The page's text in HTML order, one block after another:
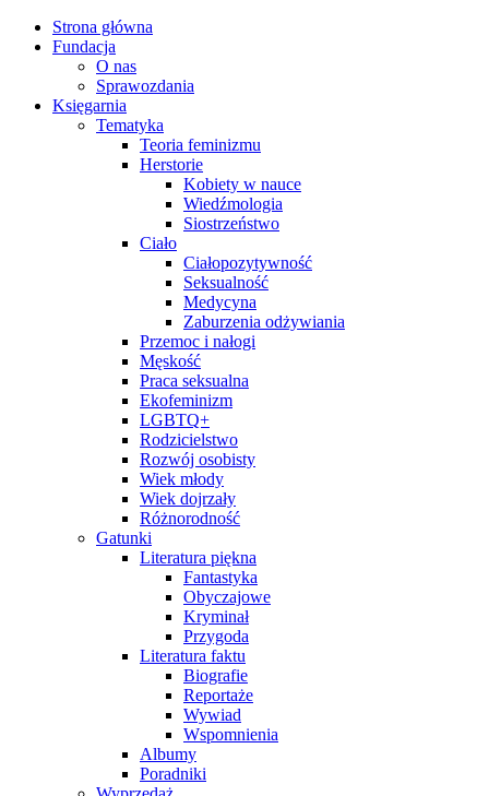
Strona główna
Fundacja
O nas
Sprawozdania
Księgarnia
Tematyka
Teoria feminizmu
Herstorie
Kobiety w nauce
Wiedźmologia
Siostrzeństwo
Ciało
Ciałopozytywność
Seksualność
Medycyna
Zaburzenia odżywiania
Przemoc i nałogi
Męskość
Praca seksualna
Ekofeminizm
LGBTQ+
Rodzicielstwo
Rozwój osobisty
Wiek młody
Wiek dojrzały
Różnorodność
Gatunki
Literatura piękna
Fantastyka
Obyczajowe
Kryminał
Przygoda
Literatura faktu
Biografie
Reportaże
Wywiad
Wspomnienia
Albumy
Poradniki